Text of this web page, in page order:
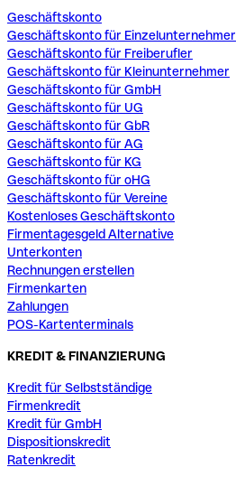
Geschäftskonto
Geschäftskonto für Einzelunternehmer
Geschäftskonto für Freiberufler
Geschäftskonto für Kleinunternehmer
Geschäftskonto für GmbH
Geschäftskonto für UG
Geschäftskonto für GbR
Geschäftskonto für AG
Geschäftskonto für KG
Geschäftskonto für oHG
Geschäftskonto für Vereine
Kostenloses Geschäftskonto
Firmentagesgeld Alternative
Unterkonten
Rechnungen erstellen
Firmenkarten
Zahlungen
POS-Kartenterminals
KREDIT & FINANZIERUNG
Kredit für Selbstständige
Firmenkredit
Kredit für GmbH
Dispositionskredit
Ratenkredit